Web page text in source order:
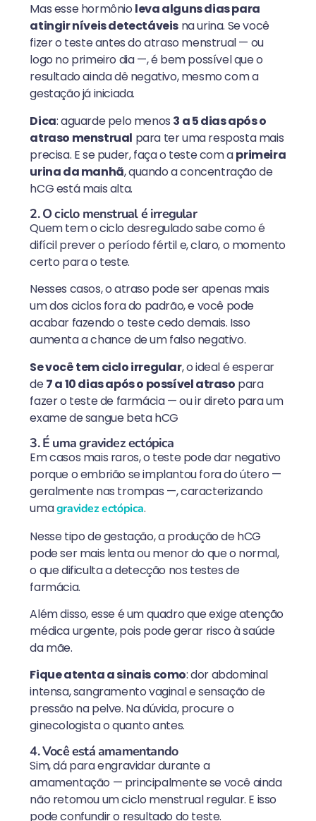
Mas esse hormônio leva alguns dias para
atingir níveis detectáveis na urina. Se você
fizer o teste antes do atraso menstrual — ou
logo no primeiro dia —, é bem possível que o
resultado ainda dê negativo, mesmo com a
gestação já iniciada.
Dica: aguarde pelo menos 3 a 5 dias após o
atraso menstrual para ter uma resposta mais
precisa. E se puder, faça o teste com aprimeira
urina da manhã, quando a concentração de
hCG está mais alta.
2. O ciclo menstrual é irregular
Quem tem o ciclo desregulado sabe como é
difícil prever o período fértil e, claro, o momento
certo para o teste.
Nesses casos, o atraso pode ser apenas mais
um dos ciclos fora do padrão, e você pode
acabar fazendo o teste cedo demais. Isso
aumenta a chance de um falso negativo.
Se você tem ciclo irregular, o ideal é esperar
de7 a 10 dias após o possível atraso para
fazer o teste de farmácia — ou ir direto para um
exame de sangue beta hCG
3. É uma gravidez ectópica
Em casos mais raros, o teste pode dar negativo
porque o embrião se implantou fora do útero —
geralmente nas trompas —, caracterizando
umagravidez ectópica.
Nesse tipo de gestação, a produção de hCG
pode ser mais lenta ou menor do que o normal,
o que dificulta a detecção nos testes de
farmácia.
Além disso, esse é um quadro que exige atenção
médica urgente, pois pode gerar risco à saúde
da mãe.
Fique atenta a sinais como: dor abdominal
intensa, sangramento vaginal e sensação de
pressão na pelve. Na dúvida, procure o
ginecologista o quanto antes.
4. Você está amamentando
Sim, dá para engravidar durante a
amamentação — principalmente se você ainda
não retomou um ciclo menstrual regular. E isso
pode confundir o resultado do teste.